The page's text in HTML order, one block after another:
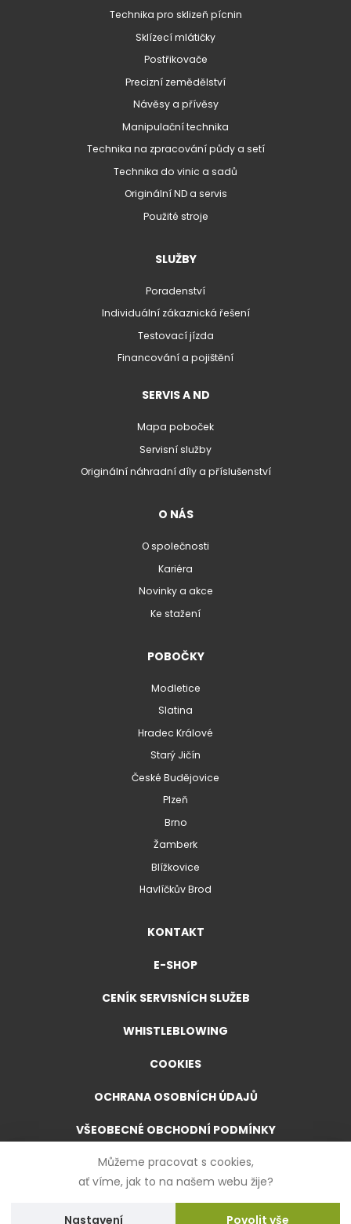
Můžeme pracovat s cookies,
ať víme, jak to na našem webu žije?
Nastavení
Technika pro sklizeň pícnin
Sklízecí mlátičky
Postřikovače
Precizní zemědělství
Návěsy a přívěsy
Manipulační technika
Technika na zpracování půdy a setí
Technika do vinic a sadů
Originální ND a servis
Použité stroje
SLUŽBY
Poradenství
Individuální zákaznická řešení
Testovací jízda
Financování a pojištění
SERVIS A ND
Mapa poboček
Servisní služby
Originální náhradní díly a příslušenství
O NÁS
O společnosti
Kariéra
Novinky a akce
Ke stažení
POBOČKY
Modletice
Slatina
Hradec Králové
Starý Jičín
České Budějovice
Plzeň
Brno
Žamberk
Blížkovice
Havlíčkův Brod
KONTAKT
E-SHOP
CENÍK SERVISNÍCH SLUŽEB
WHISTLEBLOWING
COOKIES
OCHRANA OSOBNÍCH ÚDAJŮ
VŠEOBECNÉ OBCHODNÍ PODMÍNKY
VŠEOBECNÉ OBCHODNÍ PODMÍNKY PRO E-SHOP